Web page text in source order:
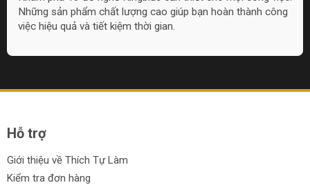
Những sản phẩm chất lượng cao giúp bạn hoàn thành công
việc hiệu quả và tiết kiệm thời gian.
Hỗ trợ
Giới thiệu về Thích Tự Làm
Kiểm tra đơn hàng